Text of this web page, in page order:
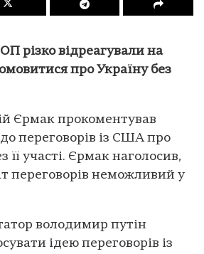
різко відреагували на
про Україну без
Єрмак прокоментував
переговорів із США про
її участі. Єрмак наголосив,
переговорів неможливий у
володимир путін
ідею переговорів із